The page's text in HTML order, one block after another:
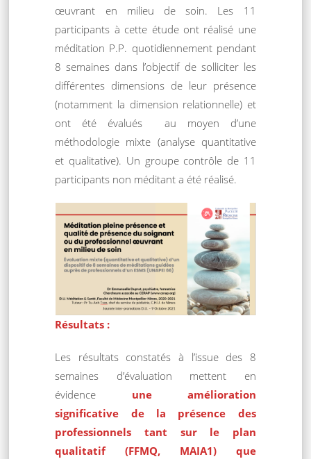
œuvrant en milieu de soin. Les 11
participants à cette étude ont réalisé une
méditation P.P. quotidiennement pendant
8 semaines dans l’objectif de solliciter les
différentes dimensions de leur présence
(notamment la dimension relationnelle) et
ont été évalués au moyen d’une
méthodologie mixte (analyse quantitative
et qualitative). Un groupe contrôle de 11
participants non méditant a été réalisé.
Résultats :
Les résultats constatés à l’issue des 8
semaines d’évaluation mettent en
évidence une amélioration
significative de la présence des
professionnels tant sur le plan
qualitatif (FFMQ, MAIA1) que